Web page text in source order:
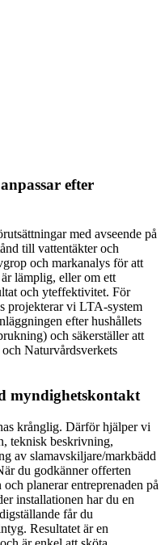
efter
med avseende på
till vattentäkter och
och markanalys för att
lämplig, eller om ett
och yteffektivitet. För
projekterar vi LTA-system
efter hushållets
och säkerställer att
Naturvårdsverkets
myndighetskontakt
krånglig. Därför hjälper vi
teknisk beskrivning,
av slamavskiljare/markbädd
du godkänner offerten
planerar entreprenaden på
installationen har du en
får du
Resultatet är en